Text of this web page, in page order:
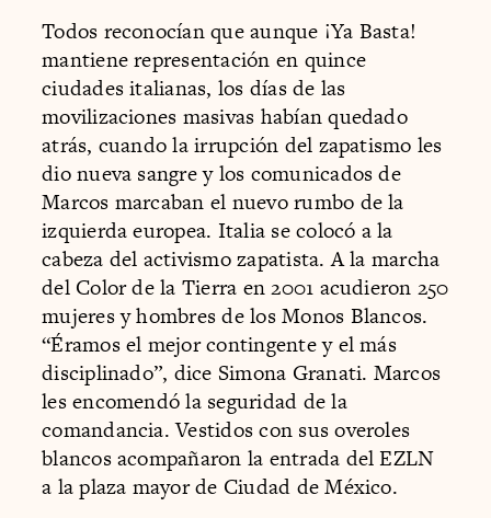
Todos reconocían que aunque ¡Ya Basta!
mantiene representación en quince
ciudades italianas, los días de las
movilizaciones masivas habían quedado
atrás, cuando la irrupción del zapatismo les
dio nueva sangre y los comunicados de
Marcos marcaban el nuevo rumbo de la
izquierda europea. Italia se colocó a la
cabeza del activismo zapatista. A la marcha
del Color de la Tierra en 2001 acudieron 250
mujeres y hombres de los Monos Blancos.
“Éramos el mejor contingente y el más
disciplinado”, dice Simona Granati. Marcos
les encomendó la seguridad de la
comandancia. Vestidos con sus overoles
blancos acompañaron la entrada del EZLN
a la plaza mayor de Ciudad de México.